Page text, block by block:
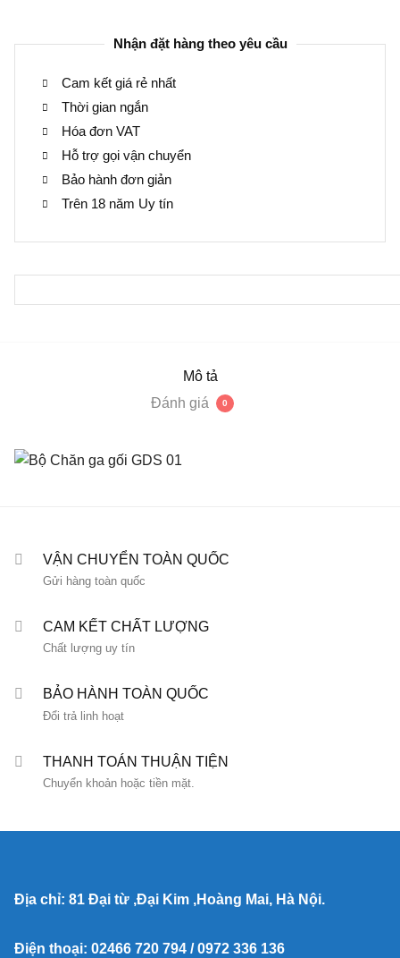
Nhận đặt hàng theo yêu cầu
Cam kết giá rẻ nhất
Thời gian ngắn
Hóa đơn VAT
Hỗ trợ gọi vận chuyển
Bảo hành đơn giản
Trên 18 năm Uy tín
Mô tả
Đánh giá
0
VẬN CHUYỂN TOÀN QUỐC
Gửi hàng toàn quốc
CAM KẾT CHẤT LƯỢNG
Chất lượng uy tín
BẢO HÀNH TOÀN QUỐC
Đổi trả linh hoạt
THANH TOÁN THUẬN TIỆN
Chuyển khoản hoặc tiền mặt.
Địa chỉ: 81 Đại từ ,Đại Kim ,Hoàng Mai, Hà Nội.
Điện thoại: 02466 720 794 / 0972 336 136